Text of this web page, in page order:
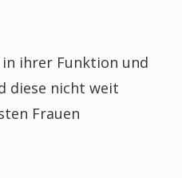
ihrer Funktion und
diese nicht weit
Frauen